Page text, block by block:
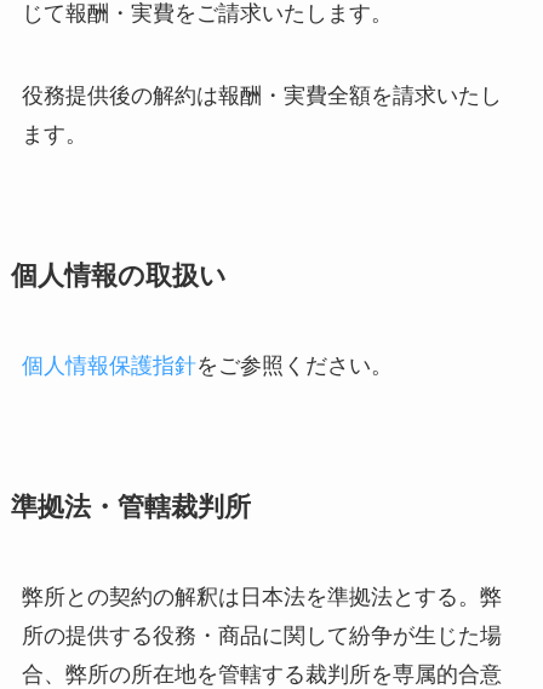
じて報酬・実費をご請求いたします。
役務提供後の解約は報酬・実費全額を請求いたし
ます。
個人情報の取扱い
個人情報保護指針をご参照ください。
準拠法・管轄裁判所
弊所との契約の解釈は日本法を準拠法とする。弊
所の提供する役務・商品に関して紛争が生じた場
合、弊所の所在地を管轄する裁判所を専属的合意